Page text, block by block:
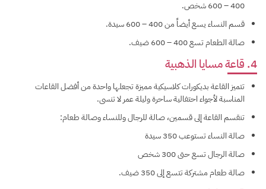
400 – 600 شخص.
قسم النساء يسع أيضاً من 400 – 600 سيدة.
صالة الطعام تسع 400 – 600 ضيف.
4. قاعة مسايا الذهبية
تتميز القاعة بديكورات كلاسيكية مميزة تجعلها واحدة من أفضل القاعات
المناسبة لأجواء احتفالية ساحرة وليلة عمر لا تنسى.
تنقسم القاعة إلى قسمين، صالة للرجال وللنساء وصالة طعام:
صالة النساء تستوعب 350 سيدة
صالة الرجال تسع حتى 300 شخص
صالة طعام مشتركة تتسع إلى 350 ضيف.